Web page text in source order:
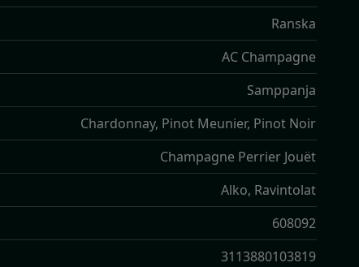
Ranska
AC Champagne
Samppanja
Chardonnay, Pinot Meunier, Pinot Noir
Champagne Perrier Jouët
Alko, Ravintolat
608092
3113880103819